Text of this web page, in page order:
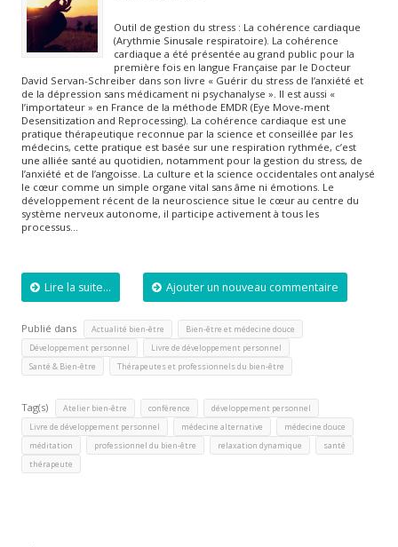
Outil de gestion du stress : La cohérence cardiaque
(Arythmie Sinusale respiratoire). La cohérence
cardiaque a été présentée au grand public pour la
première fois en langue Française par le Docteur
David Servan-Schreiber dans son livre « Guérir du stress de l’anxiété et
de la dépression sans médicament ni psychanalyse ». Il est aussi «
l’importateur » en France de la méthode EMDR (Eye Move-ment
Desensitization and Reprocessing). La cohérence cardiaque est une
pratique thérapeutique reconnue par la science et conseillée par les
médecins, cette pratique est basée sur une respiration rythmée, c’est
une alliée santé au quotidien, notamment pour la gestion du stress, de
l’anxiété et de l’angoisse. La culture et la science occidentales ont analysé
le cœur comme un simple organe vital sans âme ni émotions. Le
développement récent de la neuroscience situe le cœur au centre du
système nerveux autonome, il participe activement à tous les
processus…
Lire la suite... Ajouter un nouveau commentaire
Publié dans Actualité bien-être Bien-être et médecine douce
Développement personnel Livre de développement personnel
Santé & Bien-être Thérapeutes et professionnels du bien-être
Tag(s) Atelier bien-être conférence développement personnel
Livre de développement personnel médecine alternative médecine douce
méditation professionnel du bien-être relaxation dynamique santé
thérapeute